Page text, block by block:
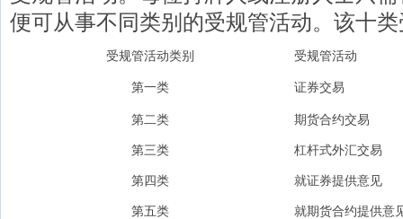
便可从事不同类别的受规管活动。该十
受规管活动类别 受规管活动
第一类 证券交易
第二类 期货合约交易
第三类 杠杆式外汇交易
第四类 就证券提供意见
第五类 就期货合约提供意